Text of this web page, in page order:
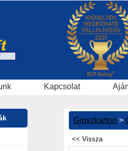
Kapcsolat
Gipszkarton >